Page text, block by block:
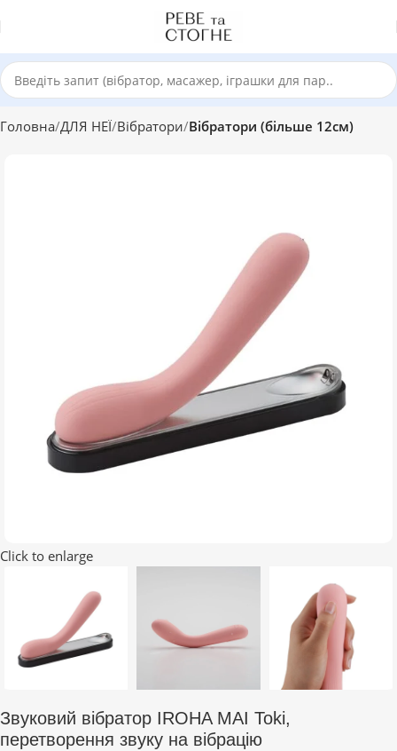
Головна ДЛЯ НЕЇ Вібратори Вібратори (більше 12см)
Click to enlarge
Звуковий вібратор IROHA MAI Toki,
перетворення звуку на вібрацію